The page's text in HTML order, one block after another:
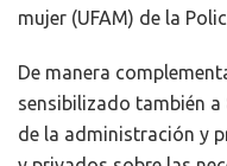
mujer (UFAM) de la
De manera
sensibilizado también a
de la administración y